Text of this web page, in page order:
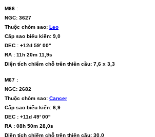
M66 :
NGC: 3627
Thuộc chòm sao: Leo
Cấp sao biểu kiến: 9,0
DEC : +12d 59' 00''
RA : 11h 20m 11,9s
Diện tích chiếm chỗ trên thiên cầu: 7,6 x 3,3
M67 :
NGC: 2682
Thuộc chòm sao: Cancer
Cấp sao biểu kiến: 6,9
DEC : +11d 49' 00''
RA : 08h 50m 28,0s
Diện tích chiếm chỗ trên thiên cầu: 30,0